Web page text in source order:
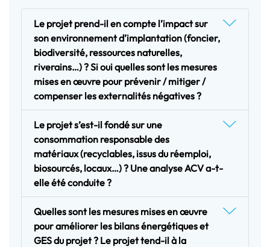
Le projet prend-il en compte l’impact sur
son environnement d’implantation (foncier,
biodiversité, ressources naturelles,
riverains…) ? Si oui quelles sont les mesures
mises en œuvre pour prévenir / mitiger /
compenser les externalités négatives ?
Le projet s’est-il fondé sur une
consommation responsable des
matériaux (recyclables, issus du réemploi,
biosourcés, locaux…) ? Une analyse ACV a-t-
elle été conduite ?
Quelles sont les mesures mises en œuvre
pour améliorer les bilans énergétiques et
GES du projet ? Le projet tend-il à la